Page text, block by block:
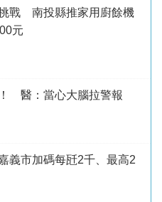
戰 南投縣推家用廚餘機
元
醫：當心大腦拉警報
義市加碼每瓩2千、最高2